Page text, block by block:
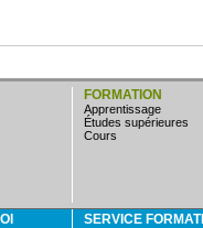
FORMATION
apprentissage
études supérieures
cours
SERVICE